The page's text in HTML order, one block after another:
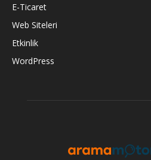
E-Ticaret
Web Siteleri
Etkinlik
WordPress